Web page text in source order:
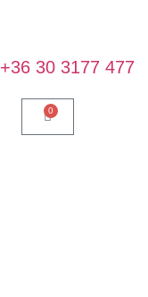
+36 30 3177 477
0